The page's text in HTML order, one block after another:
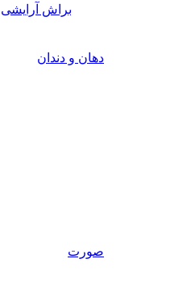
براش آرایشی
دهان و دندان
صورت